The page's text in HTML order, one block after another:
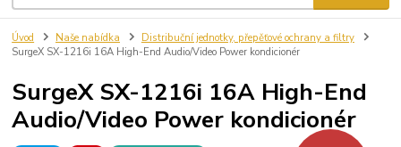
Úvod Naše nabídka
Distribuční jednotky, přepěťové ochrany a filtry
SurgeX SX-1216i 16A High-End Audio/Video Power kondicionér
SurgeX SX-1216i 16A High-End
Audio/Video Power kondicionér